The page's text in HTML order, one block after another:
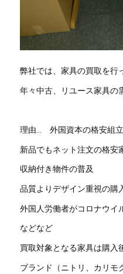
弊社では、家具の買取を行
年々中古、リユース家具の
理由… 外国資本の格安組
新品でもネット注文の格安
収納付き物件の普及
品質よりデザイン重視の購
外国人労働者がコロナウイ
などなど
買取対象となる家具は購入
ブランド（ニトリ、カリモ